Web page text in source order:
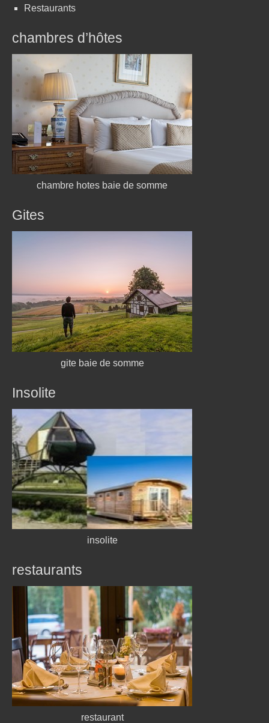
Restaurants
chambres d’hôtes
chambre hotes baie de somme
Gites
gite baie de somme
Insolite
insolite
restaurants
restaurant